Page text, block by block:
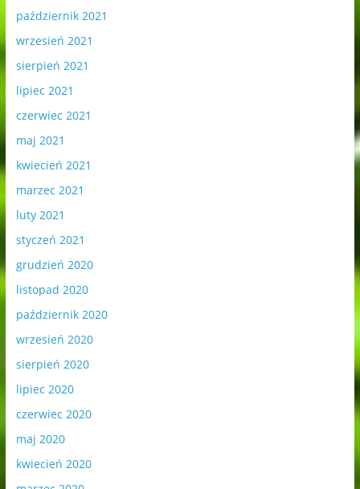
październik 2021
wrzesień 2021
sierpień 2021
lipiec 2021
czerwiec 2021
maj 2021
kwiecień 2021
marzec 2021
luty 2021
styczeń 2021
grudzień 2020
listopad 2020
październik 2020
wrzesień 2020
sierpień 2020
lipiec 2020
czerwiec 2020
maj 2020
kwiecień 2020